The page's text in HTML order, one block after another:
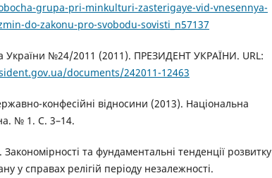
grupa-pri-minkulturi-zasterigaye-vid-vnesennya-
do-zakonu-pro-svobodu-sovisti_n57137
України №24/2011 (2011). ПРЕЗИДЕНТ УКРАЇНИ. URL:
documents/242011-12463
конфесійні відносини (2013). Національна
№ 1. С. 3–14.
та фундаментальні тенденції розвитку
у справах релігій періоду незалежності.